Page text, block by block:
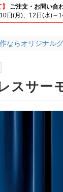
ご注文・お問い合
日(月)、12日(水)～
ならオリジナル
スサ